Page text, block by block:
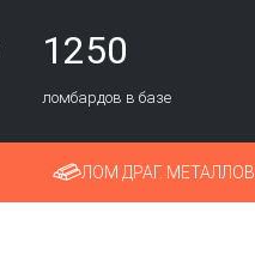
1250
ломбардов в базе
ЛОМ ДРАГ. МЕТАЛЛОВ